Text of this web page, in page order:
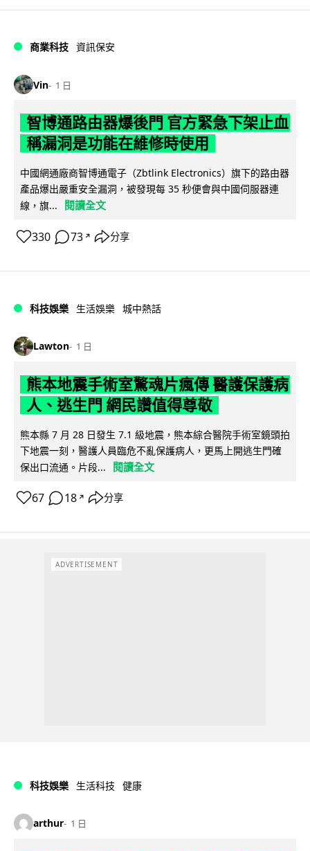
商業科技 資訊保安
Vin 1 日
智博通路由器爆後門 官方緊急下架止血
稱漏洞是功能在維修時使用
中國網通廠商智博通電子（Zbtlink Electronics）旗下的路由器
產品爆出嚴重安全漏洞，被發現每 35 秒便會與中國伺服器連
線，旗...
閱讀全文
330 73 ↗ 分享
科技娛樂 生活娛樂 城中熱話
Lawton 1 日
熊本地震手術室驚魂片瘋傳 醫護保護病
人、逃生門 網民讚值得尊敬
熊本縣 7 月 28 日發生 7.1 級地震，熊本綜合醫院手術室鏡頭拍
下地震一刻，醫護人員臨危不亂保護病人，更馬上開逃生門確
保出口流通。片段...
閱讀全文
67 18 ↗ 分享
ADVERTISEMENT
科技娛樂 生活科技 健康
arthur 1 日